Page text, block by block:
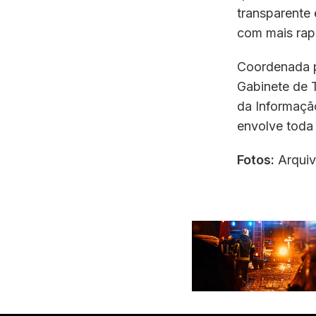
transparente
com mais
Coordenada
Gabinete de
da
envolve
Fotos: